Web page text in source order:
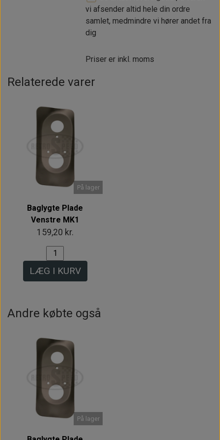
vi afsender altid hele din ordre
samlet, medmindre vi hører andet fra
dig
Priser er inkl. moms
Relaterede varer
På lager
Baglygte Plade
Venstre MK1
159,20 kr.
LÆG I KURV
Andre købte også
På lager